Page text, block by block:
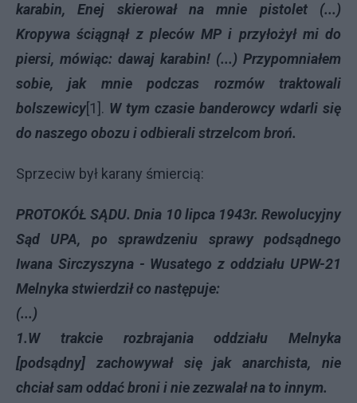
karabin, Enej skierował na mnie pistolet (...)
Kropywa ściągnął z pleców MP i przyłożył mi do
piersi, mówiąc: dawaj karabin! (...) Przypomniałem
sobie, jak mnie podczas rozmów traktowali
bolszewicy [1]. W tym czasie banderowcy wdarli się
do naszego obozu i odbierali strzelcom broń.
Sprzeciw był karany śmiercią:
PROTOKÓŁ SĄDU. Dnia 10 lipca 1943r. Rewolucyjny
Sąd UPA, po sprawdzeniu sprawy podsądnego
Iwana Sirczyszyna - Wusatego z oddziału UPW-21
Melnyka stwierdził co następuje:
(...)
1.W trakcie rozbrajania oddziału Melnyka
[podsądny] zachowywał się jak anarchista, nie
chciał sam oddać broni i nie zezwalał na to innym.